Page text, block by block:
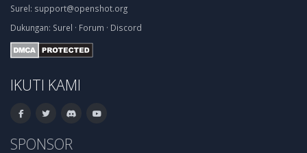
Surel: support@openshot.org
Dukungan: Surel · Forum · Discord
IKUTI KAMI
SPONSOR